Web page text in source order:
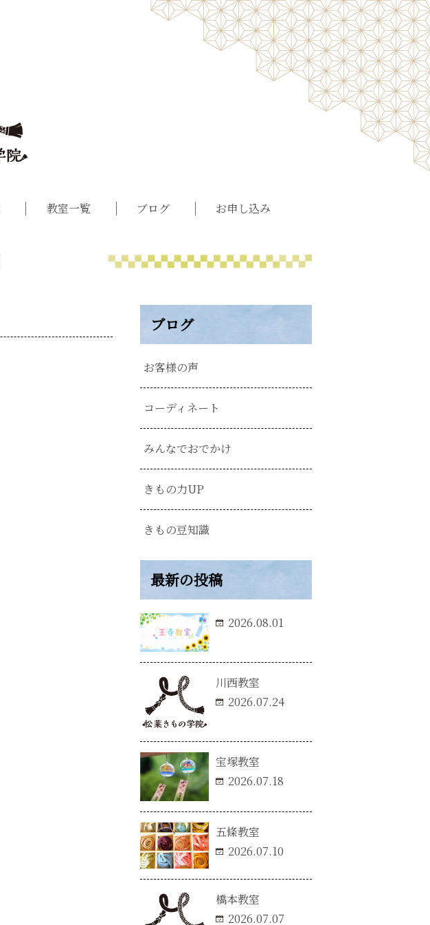
教室一覧 ブログ お申し込み
ブログ
お客様の声
コーディネート
みんなでおでかけ
きもの力UP
きもの豆知識
最新の投稿
2026.08.01
川西教室
2026.07.24
宝塚教室
2026.07.18
五條教室
2026.07.10
橋本教室
2026.07.07